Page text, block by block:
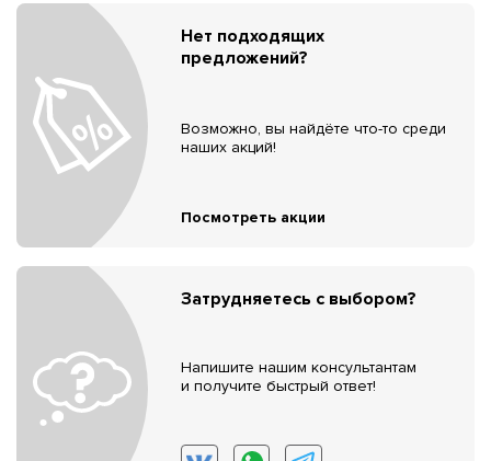
Нет подходящих
предложений?
Возможно, вы найдёте что-то среди
наших акций!
Посмотреть акции
Затрудняетесь с выбором?
Напишите нашим консультантам
и получите быстрый ответ!